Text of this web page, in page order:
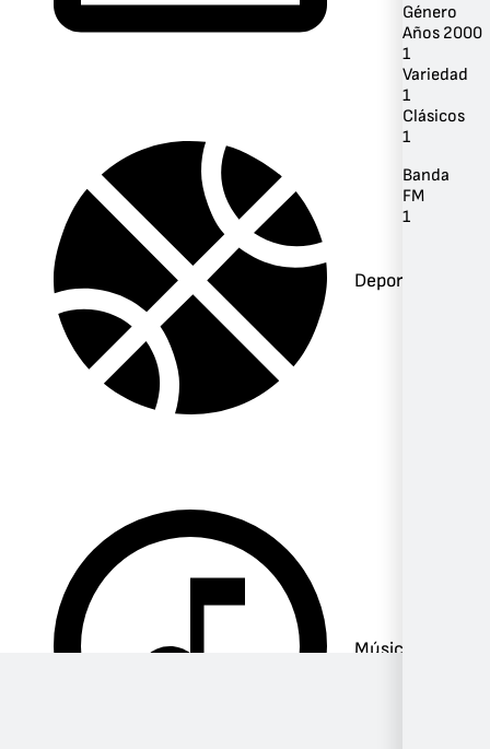
Deportes
Música
Género
Años 2000
1
Variedad
1
Clásicos
1
Banda
FM
1